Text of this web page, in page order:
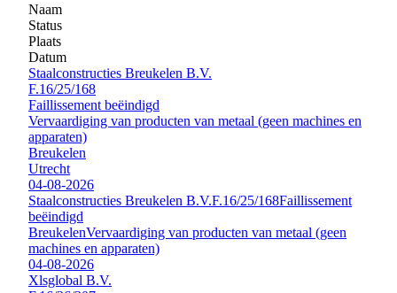
Naam
Status
Plaats
Datum
Staalconstructies Breukelen B.V.
F.16/25/168
Faillissement beëindigd
Vervaardiging van producten van metaal (geen machines en
apparaten)
Breukelen
Utrecht
04-08-2026
Staalconstructies Breukelen B.V.F.16/25/168Faillissement
beëindigd
BreukelenVervaardiging van producten van metaal (geen
machines en apparaten)
04-08-2026
Xlsglobal B.V.